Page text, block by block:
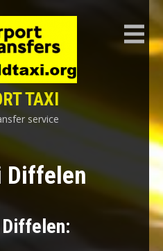
TAXI
service
Diffelen